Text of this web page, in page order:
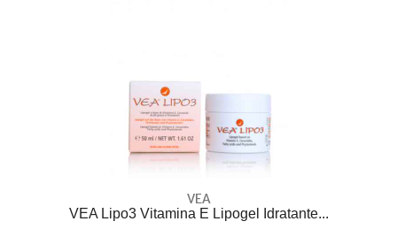
VEA
VEA Lipo3 Vitamina E Lipogel Idratante...